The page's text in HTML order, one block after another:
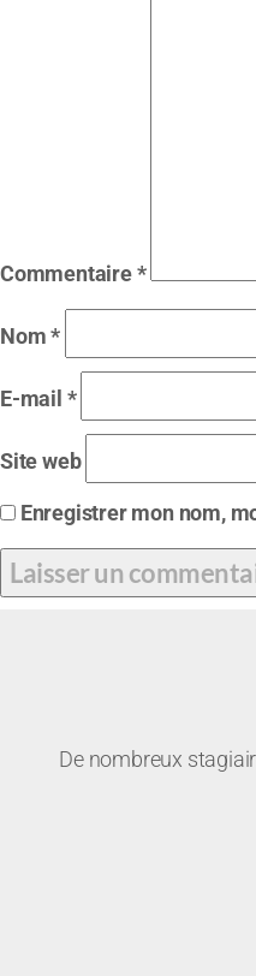
Commentaire*
Nom*
E-mail *
Site web
Enregistrer mon nom,
De nombreux